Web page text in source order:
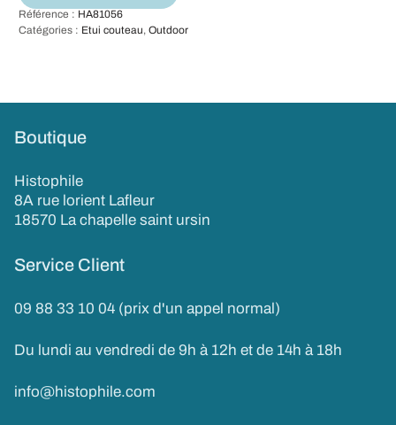
Référence : HA81056
Catégories : Etui couteau, Outdoor
Boutique
Histophile
8A rue lorient Lafleur
18570 La chapelle saint ursin
Service Client
09 88 33 10 04 (prix d'un appel normal)
Du lundi au vendredi de 9h à 12h et de 14h à 18h
info@histophile.com